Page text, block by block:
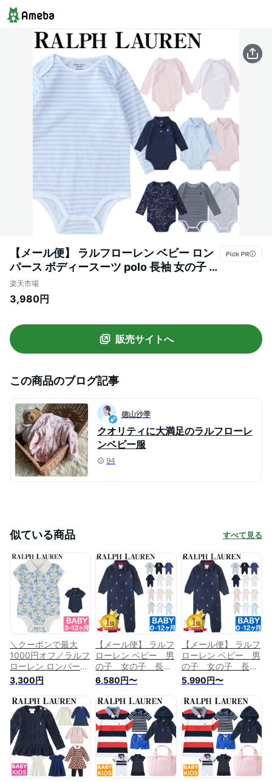
【メール便】 ラルフローレン ベビー ロン
パース ボディースーツ polo 長袖 女の子 男
の子 ガールズ ボーイズ キッズ POLO
RALPH LAUREN ポロ
楽天市場
3,980円
販売サイトへ
この商品のブログ記事
徳山沙季
クオリティに大満足のラルフローレ
ンベビー服
94
似ている商品 すべて見る
＼クーポンで最大
1000円オフ／ラルフ
ローレン ロンパース
キッズ ベビー ポロ
ボディースーツ Puff
sleeve polo
bodysuit ベビー 半
袖 パフスリーブ ボ
ーイズ ガールズ
POLO RALPH
LAUREN ポロ
3,300円
【メール便】 ラルフ
ローレン ベビー 男
の子 女の子 長袖
ロンパース インター
ロック ボーイズ オ
ールオーバー ポニー
コットン キッズ
POLO RALPH
LAUREN ポロ 足つ
き 秋冬
6,580円〜
【メール便】 ラルフ
ローレン ベビー 男
の子 女の子 長袖
ロンパース インター
ロック ボーイズ オ
ールオーバー ポニー
コットン キッズ
POLO RALPH
LAUREN ポロ 足つ
き 秋冬
5,990円〜